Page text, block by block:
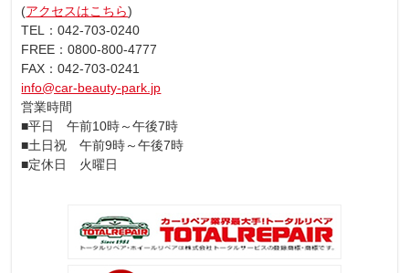
(アクセスはこちら)
TEL：042-703-0240
FREE：0800-800-4777
FAX：042-703-0241
info@car-beauty-park.jp
営業時間
■平日 午前10時～午後7時
■土日祝 午前9時～午後7時
■定休日 火曜日